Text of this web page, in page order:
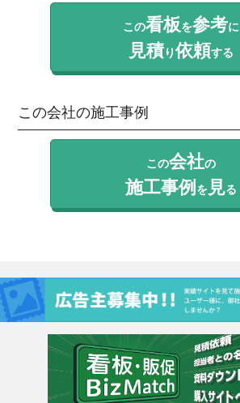
この看板を参考に
見積り依頼する
この会社の施工事例
この会社の
施工事例を 見る